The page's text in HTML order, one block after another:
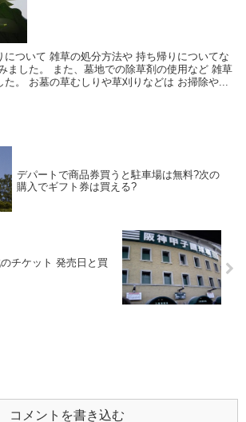
について 雑草の処分方法や 持ち帰りについてな
ました。 また、墓地での除草剤の使用など 雑草
た。 お墓の草むしりや草刈りなどは お掃除や...
デパートで商品券買うと駐車場は無料?次の
購入でギフト券は買える?
チケット 発売日と買
コメントを書き込む